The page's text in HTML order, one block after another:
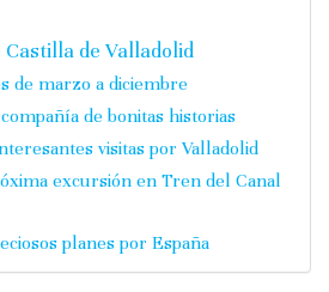
de Valladolid
de marzo a diciembre
de bonitas historias
visitas por Valladolid
excursión en Tren del Canal
planes por España